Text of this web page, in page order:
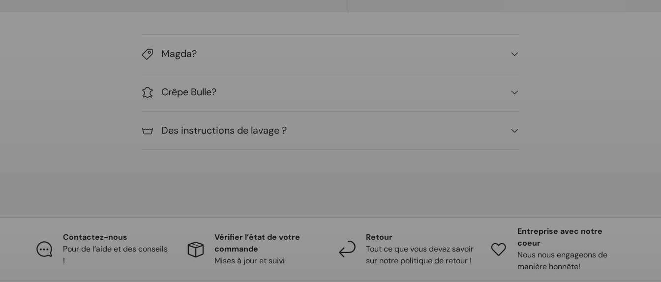
Magda?
Crêpe Bulle?
Des instructions de lavage ?
Contactez-nous
Pour de l’aide et des conseils
!
Vérifier l’état de votre
commande
Mises à jour et suivi
Retour
Tout ce que vous devez savoir
sur notre politique de retour !
Entreprise avec notre
coeur
Nous nous engageons de
manière honnête!